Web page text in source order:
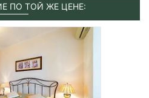
ПО ТОЙ ЖЕ ЦЕНЕ: